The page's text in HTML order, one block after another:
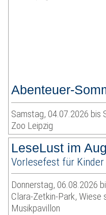
Abenteuer-
Samstag, 04.07.2026 bis
Zoo Leipzig
LeseLust im
Vorlesefest für
Donnerstag, 06.08.2026
Clara-Zetkin-Park, Wiese
Musikpavillon